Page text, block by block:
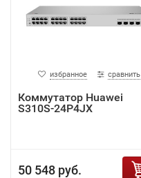
избранное сравнить
Коммутатор Huawei
S310S-24P4JX
50 548 руб.